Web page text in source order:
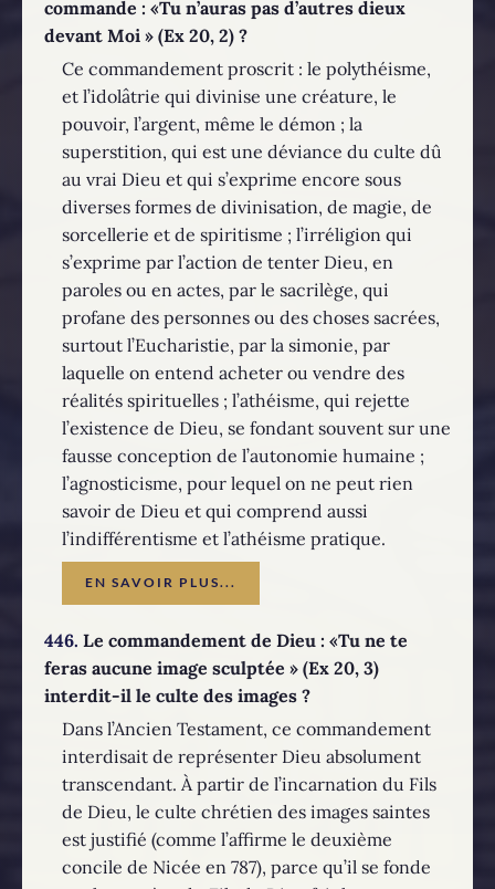
commande : «Tu n’auras pas d’autres dieux
devant Moi » (Ex 20, 2) ?
Ce commandement proscrit : le polythéisme,
et l’idolâtrie qui divinise une créature, le
pouvoir, l’argent, même le démon ; la
superstition, qui est une déviance du culte dû
au vrai Dieu et qui s’exprime encore sous
diverses formes de divinisation, de magie, de
sorcellerie et de spiritisme ; l’irréligion qui
s’exprime par l’action de tenter Dieu, en
paroles ou en actes, par le sacrilège, qui
profane des personnes ou des choses sacrées,
surtout l’Eucharistie, par la simonie, par
laquelle on entend acheter ou vendre des
réalités spirituelles ; l’athéisme, qui rejette
l’existence de Dieu, se fondant souvent sur une
fausse conception de l’autonomie humaine ;
l’agnosticisme, pour lequel on ne peut rien
savoir de Dieu et qui comprend aussi
l’indifférentisme et l’athéisme pratique.
EN SAVOIR PLUS...
446. Le commandement de Dieu : «Tu ne te
feras aucune image sculptée » (Ex 20, 3)
interdit-il le culte des images ?
Dans l’Ancien Testament, ce commandement
interdisait de représenter Dieu absolument
transcendant. À partir de l’incarnation du Fils
de Dieu, le culte chrétien des images saintes
est justifié (comme l’affirme le deuxième
concile de Nicée en 787), parce qu’il se fonde